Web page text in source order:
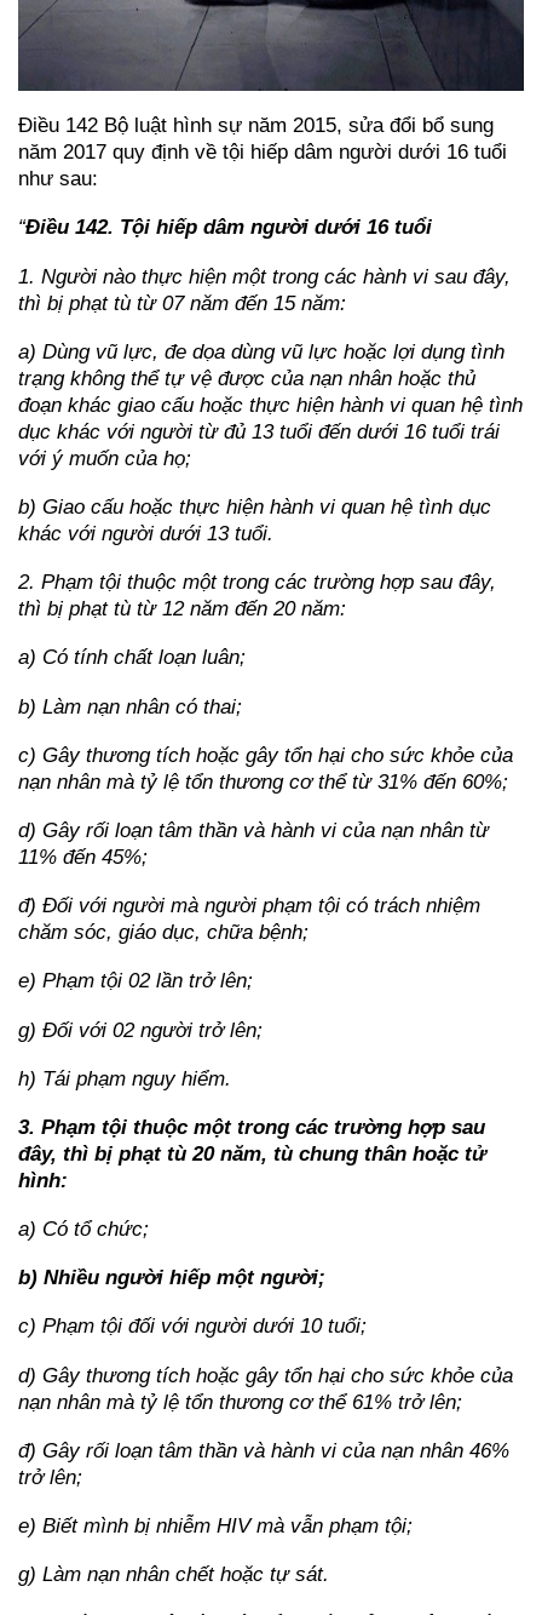
Điều 142 Bộ luật hình sự năm 2015, sửa đổi bổ sung
năm 2017 quy định về tội hiếp dâm người dưới 16 tuổi
như sau:
“Điều 142. Tội hiếp dâm người dưới 16 tuổi
1. Người nào thực hiện một trong các hành vi sau đây,
thì bị phạt tù từ 07 năm đến 15 năm:
a) Dùng vũ lực, đe dọa dùng vũ lực hoặc lợi dụng tình
trạng không thể tự vệ được của nạn nhân hoặc thủ
đoạn khác giao cấu hoặc thực hiện hành vi quan hệ tình
dục khác với người từ đủ 13 tuổi đến dưới 16 tuổi trái
với ý muốn của họ;
b) Giao cấu hoặc thực hiện hành vi quan hệ tình dục
khác với người dưới 13 tuổi.
2. Phạm tội thuộc một trong các trường hợp sau đây,
thì bị phạt tù từ 12 năm đến 20 năm:
a) Có tính chất loạn luân;
b) Làm nạn nhân có thai;
c) Gây thương tích hoặc gây tổn hại cho sức khỏe của
nạn nhân mà tỷ lệ tổn thương cơ thể từ 31% đến 60%;
d) Gây rối loạn tâm thần và hành vi của nạn nhân từ
11% đến 45%;
đ) Đối với người mà người phạm tội có trách nhiệm
chăm sóc, giáo dục, chữa bệnh;
e) Phạm tội 02 lần trở lên;
g) Đối với 02 người trở lên;
h) Tái phạm nguy hiểm.
3. Phạm tội thuộc một trong các trường hợp sau
đây, thì bị phạt tù 20 năm, tù chung thân hoặc tử
hình:
a) Có tổ chức;
b) Nhiều người hiếp một người;
c) Phạm tội đối với người dưới 10 tuổi;
d) Gây thương tích hoặc gây tổn hại cho sức khỏe của
nạn nhân mà tỷ lệ tổn thương cơ thể 61% trở lên;
đ) Gây rối loạn tâm thần và hành vi của nạn nhân 46%
trở lên;
e) Biết mình bị nhiễm HIV mà vẫn phạm tội;
g) Làm nạn nhân chết hoặc tự sát.